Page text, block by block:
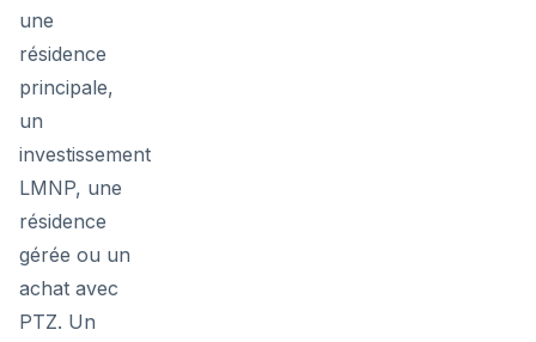
une
résidence
principale,
un
investissement
LMNP, une
résidence
gérée ou un
achat avec
PTZ. Un